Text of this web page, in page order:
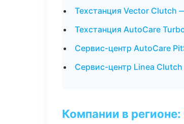
Техстанция Vector Clutch
Техстанция AutoCare
Сервис-центр AutoCare
Сервис-центр Linea
Компании в